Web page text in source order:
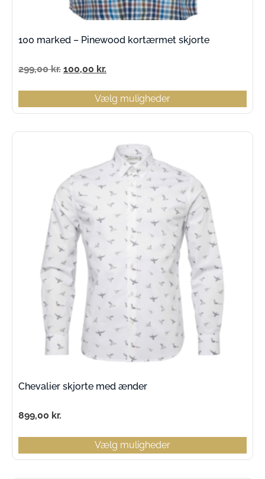
100 marked – Pinewood kortærmet skjorte
299,00kr. 100,00 kr.
Vælg muligheder
Chevalier skjorte med ænder
899,00 kr.
Vælg muligheder